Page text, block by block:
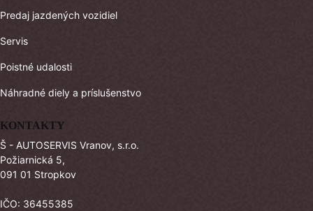
Predaj jazdených vozidiel
Servis
Poistné udalosti
Náhradné diely a príslušenstvo
KONTAKTY
Š - AUTOSERVIS Vranov, s.r.o.
Požiarnická 5,
091 01 Stropkov
IČO: 36455385